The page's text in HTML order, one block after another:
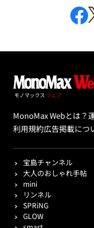
MonoMax Webとは？
利用規約広告掲載につ
宝島チャンネル
大人のおしゃれ手帖
mini
リンネル
SPRiNG
GLOW